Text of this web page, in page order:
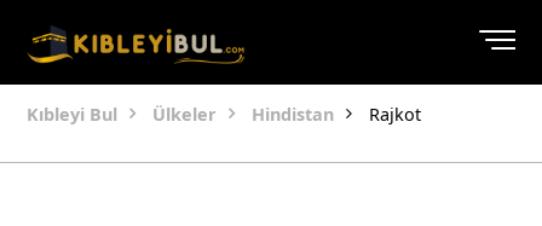
Kıbleyi Bul Ülkeler Hindistan Rajkot